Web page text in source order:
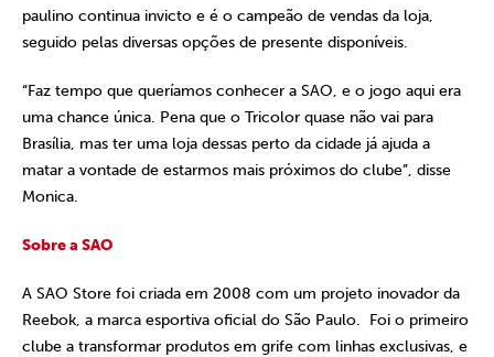
paulino continua invicto e é o campeão de vendas da loja,
seguido pelas diversas opções de presente disponíveis.
“Faz tempo que queríamos conhecer a SAO, e o jogo aqui era
uma chance única. Pena que o Tricolor quase não vai para
Brasília, mas ter uma loja dessas perto da cidade já ajuda a
matar a vontade de estarmos mais próximos do clube”, disse
Monica.
Sobre a SAO
A SAO Store foi criada em 2008 com um projeto inovador da
Reebok, a marca esportiva oficial do São Paulo. Foi o primeiro
clube a transformar produtos em grife com linhas exclusivas, e